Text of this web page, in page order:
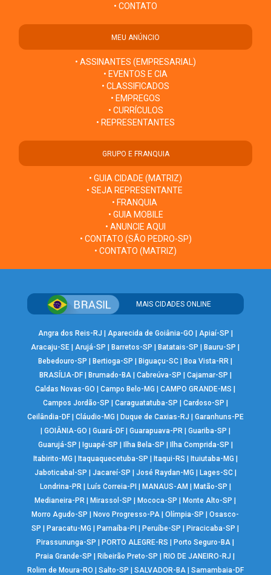
• CONTATO
MEU ANÚNCIO
• ASSINANTES (EMPRESARIAL)
• EVENTOS E CIA
• CLASSIFICADOS
• EMPREGOS
• CURRÍCULOS
• REPRESENTANTES
GRUPO E FRANQUIA
• GUIA CIDADE (MATRIZ)
• SEJA REPRESENTANTE
• FRANQUIA
• GUIA MOBILE
• ANUNCIE AQUI
• CONTATO (SÃO PEDRO-SP)
• CONTATO (MATRIZ)
MAIS CIDADES ONLINE
Angra dos Reis-RJ Aparecida de Goiânia-GO Apiaí-SP
Aracaju-SE |Arujá-SP Barretos-SP Batatais-SP Bauru-SP
Bebedouro-SP
Bertioga-SP Biguaçu-SC Boa Vista-RR
BRASÍLIA-DF| Brumado-BA| Cabreúva-SP Cajamar-SP
Caldas Novas-GO
|Campo Belo-MG |CAMPO GRANDE-MS
Campos Jordão-SP
Caraguatatuba-SP Cardoso-SP
Ceilândia-DF| Cláudio-MG Duque de Caxias-RJ
Garanhuns-PE
GOIÂNIA-GO Guará-DF| Guarapuava-PR| Guariba-SP
Guarujá-SP
Iguapé-SP Ilha Bela-SP Ilha Comprida-SP
Itabirito-MG
Itaquaquecetuba-SP Itaqui-RS Ituiutaba-MG
Jaboticabal-SP
Jacareí-SP José Raydan-MG Lages-SC|
Londrina-PR| Luís Correia-PI MANAUS-AM Matão-SP
Medianeira-PR
Mirassol-SP Mococa-SP Monte Alto-SP
Morro Agudo-SP
Novo Progresso-PA |Olímpia-SP |Osasco-
SP
Paracatu-MG Parnaíba-PI Peruíbe-SP Piracicaba-SP
Pirassununga-SP
PORTO ALEGRE-RS Porto Seguro-BA
Praia Grande-SP
Ribeirão Preto-SP RIO DE JANEIRO-RJ
Rolim de Moura-RO
Salto-SP SALVADOR-BA| Samambaia-DF